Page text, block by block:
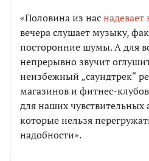
«Половина из нас
вечера слушает музыку,
посторонние шумы. А для
непрерывно звучит
неизбежный „саундтрек“
магазинов и фитнес-
для наших чувствительных
которые нельзя
надобности».